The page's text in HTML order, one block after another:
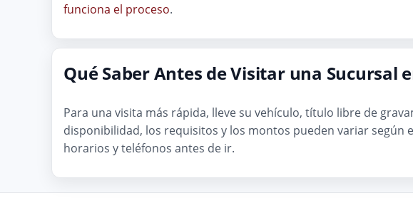
funciona el proceso.
Qué Saber Antes de Visitar una Sucursal
Para una visita más rápida, lleve su vehículo, título libre de
disponibilidad, los requisitos y los montos pueden variar según
horarios y teléfonos antes de ir.